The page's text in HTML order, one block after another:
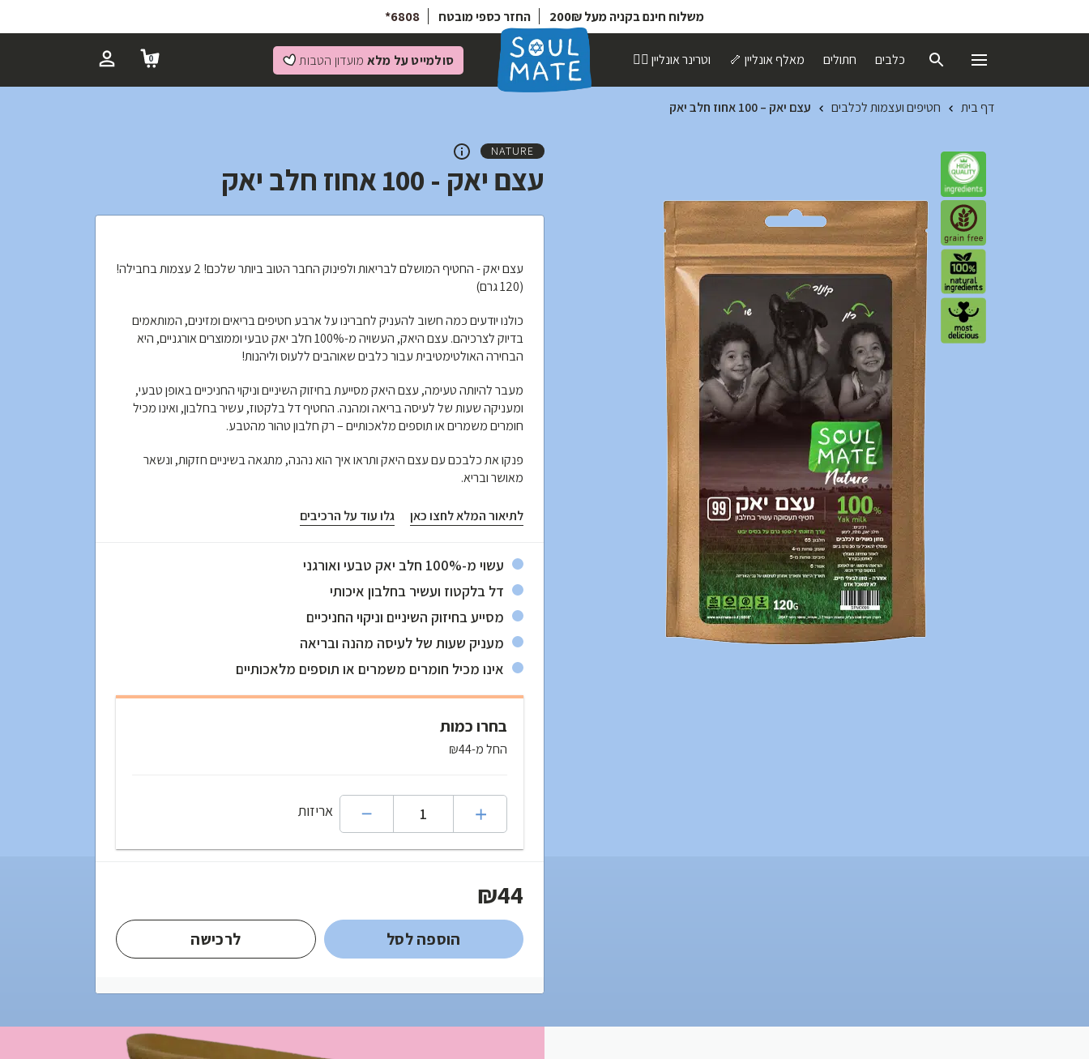
משלוח חינם בקניה מעל 200₪ החזר כספי מובטח 6808*
כלבים חתולים מאלף אונליין 🦴 וטרינר אונליין 👩‍⚕️ סולמייט על מלא מועדון הטבות 0
דף בית חטיפים ועצמות לכלבים עצם יאק – 100 אחוז חלב יאק
NATURE
עצם יאק - 100 אחוז חלב יאק
עצם יאק - החטיף המושלם לבריאות ולפינוק החבר הטוב ביותר שלכם! 2 עצמות בחבילה!
(120 גרם)
כולנו יודעים כמה חשוב להעניק לחברינו על ארבע חטיפים בריאים ומזינים, המותאמים
בדיוק לצרכיהם. עצם היאק, העשויה מ-100% חלב יאק טבעי וממוצרים אורגניים, היא
הבחירה האולטימטיבית עבור כלבים שאוהבים ללעוס וליהנות!
מעבר להיותה טעימה, עצם היאק מסייעת בחיזוק השיניים וניקוי החניכיים באופן טבעי,
ומעניקה שעות של לעיסה בריאה ומהנה. החטיף דל בלקטוז, עשיר בחלבון, ואינו מכיל
חומרים משמרים או תוספים מלאכותיים – רק חלבון טהור מהטבע.
פנקו את כלבכם עם עצם היאק ותראו איך הוא נהנה, מתגאה בשיניים חזקות, ונשאר
מאושר ובריא.
לתיאור המלא לחצו כאן גלו עוד על הרכיבים
עשוי מ-100% חלב יאק טבעי ואורגני
דל בלקטוז ועשיר בחלבון איכותי
מסייע בחיזוק השיניים וניקוי החניכיים
מעניק שעות של לעיסה מהנה ובריאה
אינו מכיל חומרים משמרים או תוספים מלאכותיים
בחרו כמות
החל מ-₪44
אריזות
₪44
הוספה לסל לרכישה